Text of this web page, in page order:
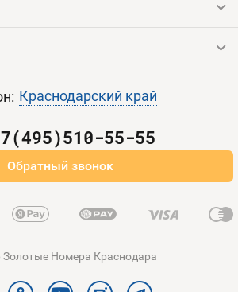
Краснодарский край
55-55
Обратный звонок
Номера Краснодара